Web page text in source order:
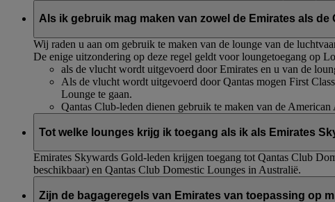
Als ik gebruik mag maken van zowel de Emirates als
Wij raden u aan om gebruik te maken van de lounge van de
De enige uitzondering op deze regel geldt voor loungetoegang op
als de vlucht wordt uitgevoerd door Emirates en u van de
Als de vlucht wordt uitgevoerd door Qantas mogen First
Lounge te gaan.
Qantas Club-leden dienen gebruik te maken van de
Tot welke lounges krijg ik toegang als ik als Emirates
Emirates Skywards Gold-leden krijgen toegang tot Qantas Club
beschikbaar) en Qantas Club Domestic Lounges in Australië.
Zijn de bagageregels van Emirates van toepassing op